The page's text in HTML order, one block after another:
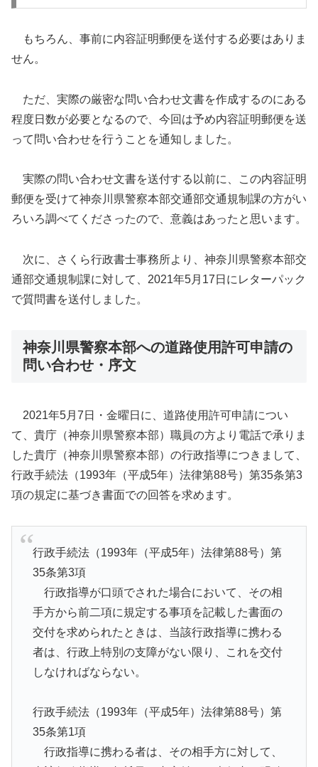
もちろん、事前に内容証明郵便を送付する必要はありま
せん。
ただ、実際の厳密な問い合わせ文書を作成するのにある
程度日数が必要となるので、今回は予め内容証明郵便を送
って問い合わせを行うことを通知しました。
実際の問い合わせ文書を送付する以前に、この内容証明
郵便を受けて神奈川県警察本部交通部交通規制課の方がい
ろいろ調べてくださったので、意義はあったと思います。
次に、さくら行政書士事務所より、神奈川県警察本部交
通部交通規制課に対して、2021年5月17日にレターパック
で質問書を送付しました。
神奈川県警察本部への道路使用許可申請の
問い合わせ・序文
2021年5月7日・金曜日に、道路使用許可申請につい
て、貴庁（神奈川県警察本部）職員の方より電話で承りま
した貴庁（神奈川県警察本部）の行政指導につきまして、
行政手続法（1993年（平成5年）法律第88号）第35条第3
項の規定に基づき書面での回答を求めます。
行政手続法（1993年（平成5年）法律第88号）第
35条第3項
行政指導が口頭でされた場合において、その相
手方から前二項に規定する事項を記載した書面の
交付を求められたときは、当該行政指導に携わる
者は、行政上特別の支障がない限り、これを交付
しなければならない。
行政手続法（1993年（平成5年）法律第88号）第
35条第1項
行政指導に携わる者は、その相手方に対して、